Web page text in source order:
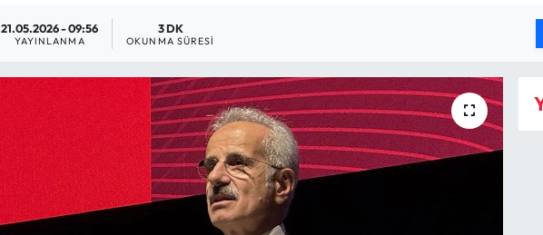
21.05.2026 - 09:56
YAYINLANMA
3 DK
OKUNMA SÜRESI